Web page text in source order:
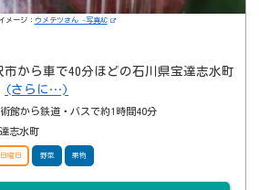
メージ： ウメテツさん -写真AC
から車で40分ほどの石川県宝達志水町
(さらに…)
館から鉄道・バスで約1時間40分
志水町
日曜日 野菜 果物